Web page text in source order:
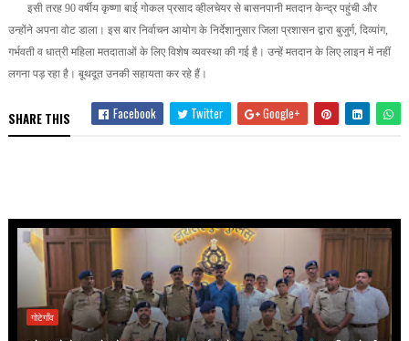
इसी तरह 90 वर्षीय कृष्णा बाई गोकल प्रसाद व्हीलचेयर से बासनपानी मतदान केन्द्र पहुंची और
उन्होंने अपना वोट डाला। इस बार निर्वाचन आयोग के निर्देशानुसार जिला प्रशासन द्वारा बुजुर्ग, दिव्यांग,
गर्भवती व धात्री महिला मतदाताओं के लिए विशेष व्यवस्था की गई है। उन्हें मतदान के लिए लाइन में नहीं
लगना पड़ रहा है। बूथदूत उनकी सहायता कर रहे हैं।
SHARE THIS Facebook Twitter Google+
गोटेगाँव